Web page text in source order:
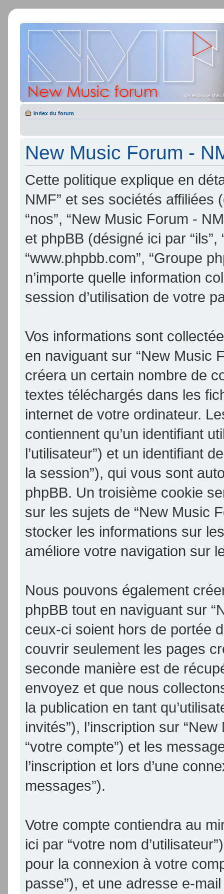
Index du forum
New Music Forum -
Cette politique explique en
NMF” et ses sociétés affiliées
“nos”, “New Music Forum -
et phpBB (désigné ici par “ils”,
“www.phpbb.com”, “Groupe
n’importe quelle information
session d’utilisation de votre
Vos informations sont
en naviguant sur “New Music
créera un certain nombre de
textes téléchargés dans les
internet de votre ordinateur.
contiennent qu’un identifiant
l’utilisateur”) et un identifiant
la session”), qui vous sont
phpBB. Un troisième cookie
sur les sujets de “New Music
stocker les informations sur
améliore votre navigation sur
Nous pouvons également
phpBB tout en naviguant sur
ceux-ci soient hors de portée
couvrir seulement les pages
seconde manière est de
envoyez et que nous
la publication en tant
invités”), l’inscription sur
“votre compte”) et les
l’inscription et lors d’une
messages”).
Votre compte contiendra au
ici par “votre nom
pour la connexion à votre
passe”), et une adresse e-